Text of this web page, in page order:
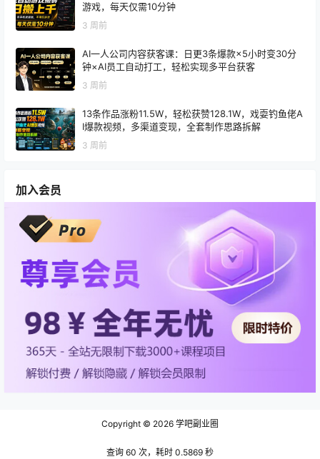
游戏，每天仅需10分钟
3 周前
AI一人公司内容获客课：日更3条爆款×5小时变30分
钟×AI员工自动打工，轻松实现多平台获客
3 周前
13条作品涨粉11.5W，轻松获赞128.1W，戏耍钓鱼佬A
I爆款视频，多渠道变现，全套制作思路拆解
3 周前
加入会员
Copyright © 2026 学吧副业圈
查询 60 次，耗时 0.5869 秒